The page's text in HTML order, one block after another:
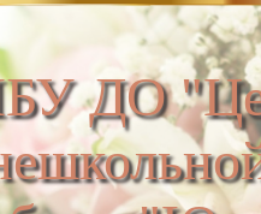
ДО